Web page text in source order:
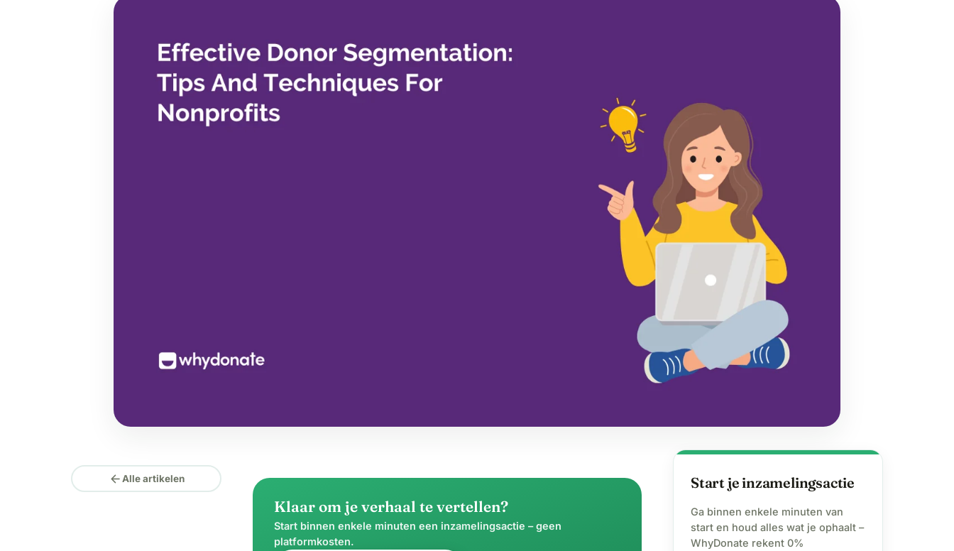
arrow_backAlle artikelen
Klaar om je verhaal te vertellen?
Start binnen enkele minuten een inzamelingsactie – geen
platformkosten.
Start je inzamelingsactie
Ga binnen enkele minuten van
start en houd alles wat je ophaalt –
WhyDonate rekent 0%